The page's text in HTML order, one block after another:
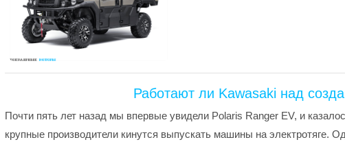
Работают ли Kawasaki над
Почти пять лет назад мы впервые увидели Polaris Ranger EV, и
крупные производители кинутся выпускать машины на электротяге.